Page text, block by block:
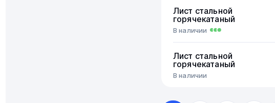
Лист стальной
горячекатаный
В наличии
Лист стальной
горячекатаный
В наличии